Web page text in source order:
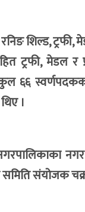
रनिङ शिल्ड,
ट्रफी, मेडल
कुल ६६
।
समिति संयोजक